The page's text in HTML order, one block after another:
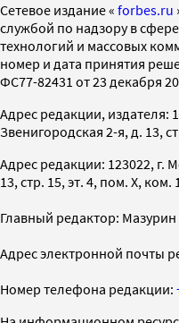
Cетевое издание « forbes.ru
службой по надзору в
технологий и массовых
номер и дата принятия
ФС77-82431 от 23 декабря
Адрес редакции, издателя:
Звенигородская 2-я, д. 13,
Адрес редакции: 123022, г.
13, стр. 15, эт. 4, пом. X, ком.
Главный редактор:
Адрес электронной почты
Номер телефона редакции: